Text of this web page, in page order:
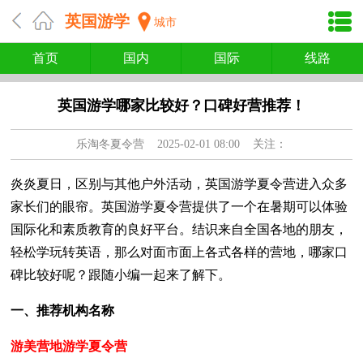
英国游学 城市
首页 国内 国际 线路
英国游学哪家比较好？口碑好营推荐！
乐淘冬夏令营2025-02-01 08:00 关注：
炎炎夏日，区别与其他户外活动，英国游学夏令营进入众多
家长们的眼帘。英国游学夏令营提供了一个在暑期可以体验
国际化和素质教育的良好平台。结识来自全国各地的朋友，
轻松学玩转英语，那么对面市面上各式各样的营地，哪家口
碑比较好呢？跟随小编一起来了解下。
一、推荐机构名称
游美营地游学夏令营